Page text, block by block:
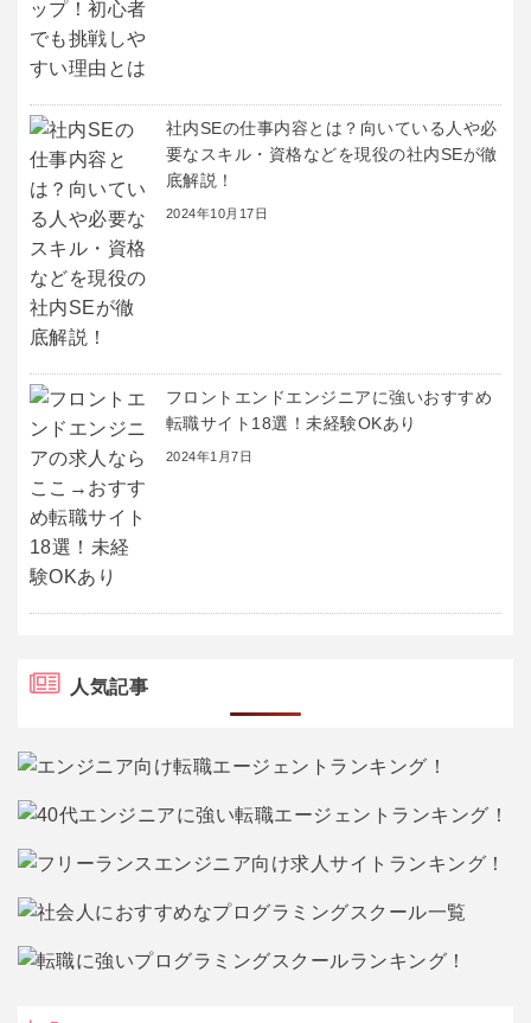
社内SEの仕事内容とは？向いている人や必
要なスキル・資格などを現役の社内SEが徹
底解説！
2024年10月17日
フロントエンドエンジニアに強いおすすめ
転職サイト18選！未経験OKあり
2024年1月7日
人気記事